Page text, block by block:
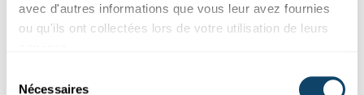
avec d'autres informations que vous leur avez fournies
ou qu'ils ont collectées lors de votre utilisation de leurs
Nécessaires